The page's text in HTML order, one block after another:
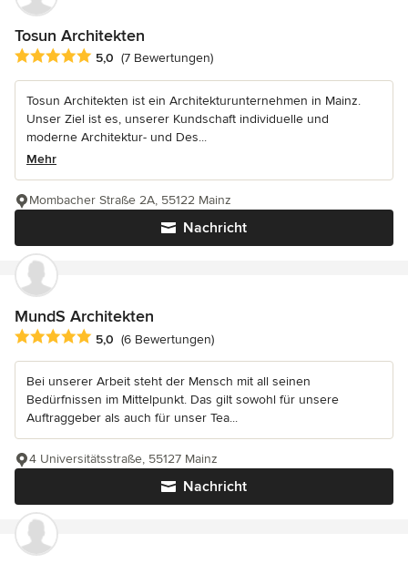
Tosun Architekten
Durchschnittliche Bewertung: 5 von 5 Sternen
5,0 (7 Bewertungen)
Tosun Architekten ist ein Architekturunternehmen in Mainz.
Unser Ziel ist es, unserer Kundschaft individuelle und
moderne Architektur- und Des...
Mehr
Nachricht
Mombacher Straße 2A, 55122 Mainz
MundS Architekten
Durchschnittliche Bewertung: 5 von 5 Sternen
5,0 (6 Bewertungen)
Bei unserer Arbeit steht der Mensch mit all seinen
Bedürfnissen im Mittelpunkt. Das gilt sowohl für unsere
Auftraggeber als auch für unser Tea...
Nachricht
4 Universitätsstraße, 55127 Mainz